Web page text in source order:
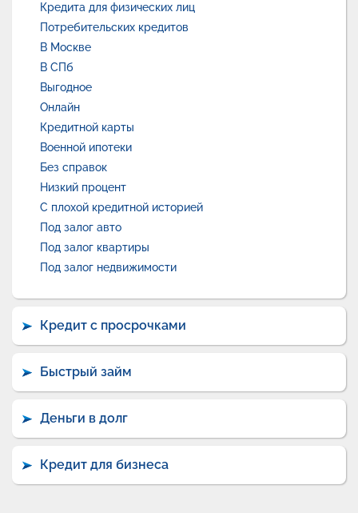
Кредита для физических лиц
Потребительских кредитов
В Москве
В СПб
Выгодное
Онлайн
Кредитной карты
Военной ипотеки
Без справок
Низкий процент
С плохой кредитной историей
Под залог авто
Под залог квартиры
Под залог недвижимости
Кредит с просрочками
Быстрый займ
Деньги в долг
Кредит для бизнеса